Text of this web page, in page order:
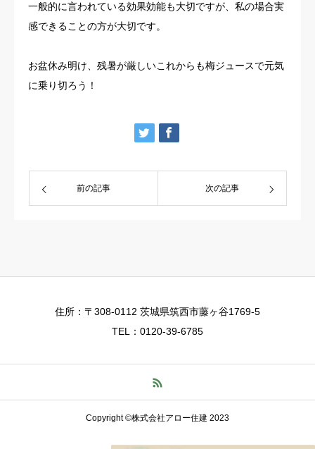
一般的に言われている効果効能も大切ですが、私の場合実
感できることの方が大切です。
お盆休み明け、残暑が厳しいこれからも梅ジュースで元気
に乗り切ろう！
前の記事 次の記事
住所：〒308-0112 茨城県筑西市藤ヶ谷1769-5
TEL：0120-39-6785
Copyright ©株式会社アロー住建 2023